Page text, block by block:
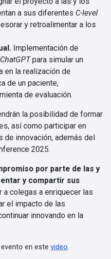
a sus diferentes C-level
y retroalimentar a los
Implementación de
ChatGPTpara simular un
en la realización de
de un paciente,
de evaluación.
la posibilidad de formar
así como participar en
de innovación, además del
2025.
por parte de las y
y compartir sus
a colegas a enriquecer las
el impacto de las
innovando en la
en este video.